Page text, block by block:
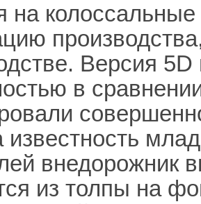
на
Версия
в
известность
внедорожник
из толпы на